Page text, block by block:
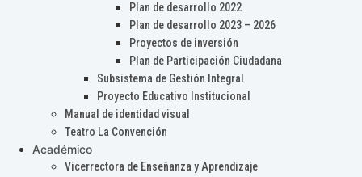
Plan de desarrollo 2022
Plan de desarrollo 2023 – 2026
Proyectos de inversión
Plan de Participación Ciudadana
Subsistema de Gestión Integral
Proyecto Educativo Institucional
Manual de identidad visual
Teatro La Convención
Académico
Vicerrectora de Enseñanza y Aprendizaje